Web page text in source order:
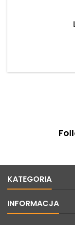
KATEGORIA
INFORMACJA